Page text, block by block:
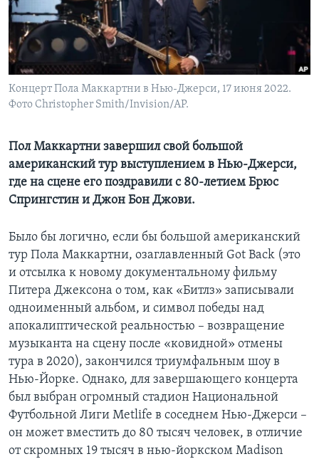
Learning English
СОЦИАЛЬНЫЕ СЕТИ
Концерт Пола Маккартни в Нью-Джерси, 17 июня 2022.
Фото Christopher Smith/Invision/AP.
Пол Маккартни завершил свой большой
американский тур выступлением в Нью-Джерси,
где на сцене его поздравили с 80-летием Брюс
Спрингстин и Джон Бон Джови.
Было бы логично, если бы большой американский
тур Пола Маккартни, озаглавленный Got Back (это
и отсылка к новому документальному фильму
Питера Джексона о том, как «Битлз» записывали
одноименный альбом, и символ победы над
апокалиптической реальностью – возвращение
музыканта на сцену после «ковидной» отмены
тура в 2020), закончился триумфальным шоу в
Нью-Йорке. Однако, для завершающего концерта
был выбран огромный стадион Национальной
Футбольной Лиги Metlife в соседнем Нью-Джерси –
он может вместить до 80 тысяч человек, в отличие
от скромных 19 тысяч в нью-йоркском Madison